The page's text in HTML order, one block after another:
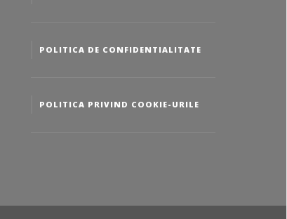
POLITICA DE CONFIDENTIALITATE
POLITICA PRIVIND COOKIE-URILE